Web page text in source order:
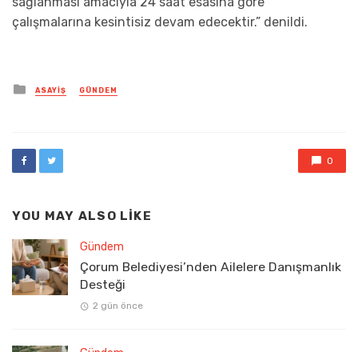
çalışmalarına kesintisiz devam edecektir.” denildi.
Posted
in
ASAYIŞ GÜNDEM
0
YOU MAY ALSO LIKE
Gündem
Çorum Belediyesi’nden Ailelere Danışmanlık
Desteği
2 gün önce